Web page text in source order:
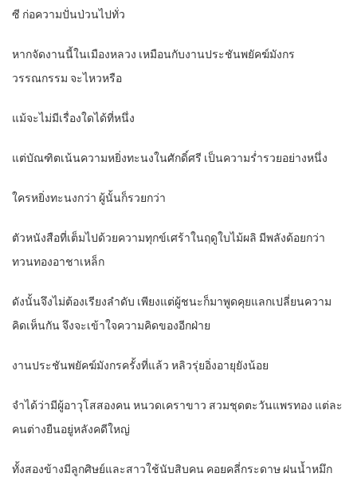
ซี ก่อความปั่นป่วนไปทั่ว
หากจัดงานนี้ในเมืองหลวง เหมือนกับงานประชันพยัคฆ์มังกร
วรรณกรรม จะไหวหรือ
แม้จะไม่มีเรื่องใดได้ที่หนึ่ง
แต่บัณฑิตเน้นความหยิ่งทะนงในศักดิ์ศรี เป็นความร่ำรวยอย่างหนึ่ง
ใครหยิ่งทะนงกว่า ผู้นั้นก็รวยกว่า
ตัวหนังสือที่เต็มไปด้วยความทุกข์เศร้าในฤดูใบไม้ผลิ มีพลังด้อยกว่า
ทวนทองอาชาเหล็ก
ดังนั้นจึงไม่ต้องเรียงลำดับ เพียงแต่ผู้ชนะก็มาพูดคุยแลกเปลี่ยนความ
คิดเห็นกัน จึงจะเข้าใจความคิดของอีกฝ่าย
งานประชันพยัคฆ์มังกรครั้งที่แล้ว หลิวรุ่ยอิ่งอายุยังน้อย
จำได้ว่ามีผู้อาวุโสสองคน หนวดเคราขาว สวมชุดตะวันแพรทอง แต่ละ
คนต่างยืนอยู่หลังคดีใหญ่
ทั้งสองข้างมีลูกศิษย์และสาวใช้นับสิบคน คอยคลี่กระดาษ ฝนน้ำหมึก